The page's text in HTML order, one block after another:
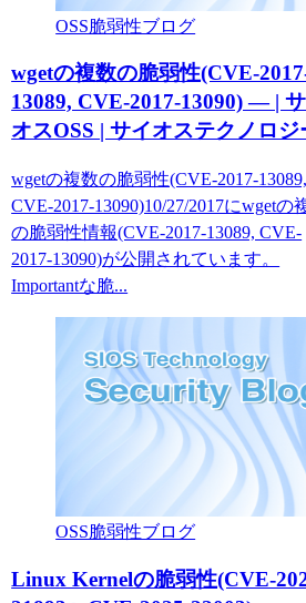
OSS脆弱性ブログ
wgetの複数の脆弱性(CVE-
13089, CVE-2017-13090) — |
オスOSS | サイオステクノロジ
wgetの複数の脆弱性(CVE-2017-13089,
CVE-2017-13090)10/27/2017にwgetの
の脆弱性情報(CVE-2017-13089, CVE-
2017-13090)が公開されています。
Importantな脆...
OSS脆弱性ブログ
Linux Kernelの脆弱性(CVE-